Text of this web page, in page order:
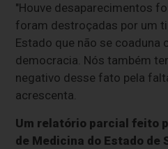
"Houve desaparecimentos
foram destroçadas por um
Estado que não se coaduna
democracia. Nós também
negativo desse fato pela
acrescenta.
Um relatório parcial feito
de Medicina do Estado de